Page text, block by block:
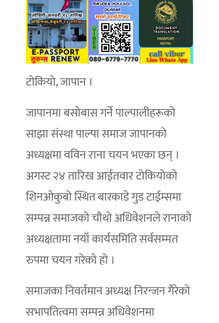
टोकियो, जापान ।
जापानमा बसोबास गर्ने पाल्पालीहरूको
साझा संस्था पाल्पा समाज जापानको
अध्यक्षमा वविन राना चयन भएका छन् ।
अगस्ट २४ तारिख आईतवार टोकियोको
शिनओकुबो स्थित बारकाडे गुड टाईम्समा
सम्पन्न समाजको चौथो अधिवेशनले रानाको
अध्यक्षतामा नयाँ कार्यसमिति सर्वसम्मत
रुपमा चयन गरेको हो ।
समाजका निवर्तमान अध्यक्ष निरन्जन गैरेको
सभापतित्वमा सम्पन्न अधिवेशनमा